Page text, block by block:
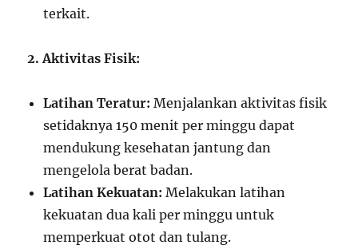
terkait.
2. Aktivitas Fisik:
Latihan Teratur: Menjalankan aktivitas fisik
setidaknya 150 menit per minggu dapat
mendukung kesehatan jantung dan
mengelola berat badan.
Latihan Kekuatan: Melakukan latihan
kekuatan dua kali per minggu untuk
memperkuat otot dan tulang.